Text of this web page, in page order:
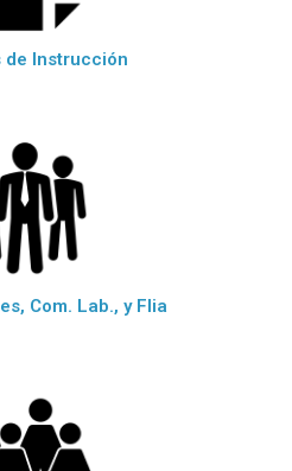
de Instrucción
Com. Lab., y Flia